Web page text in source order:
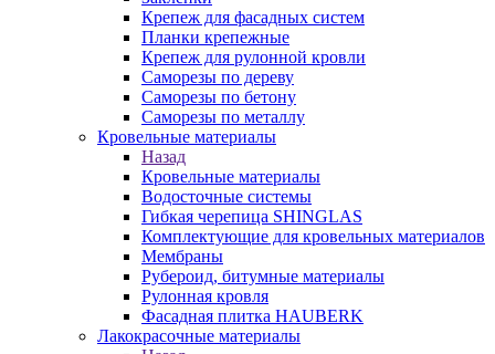
Крепеж для фасадных систем
Планки крепежные
Крепеж для рулонной кровли
Саморезы по дереву
Саморезы по бетону
Саморезы по металлу
Кровельные материалы
Назад
Кровельные материалы
Водосточные системы
Гибкая черепица SHINGLAS
Комплектующие для кровельных материалов
Мембраны
Рубероид, битумные материалы
Рулонная кровля
Фасадная плитка HAUBERK
Лакокрасочные материалы